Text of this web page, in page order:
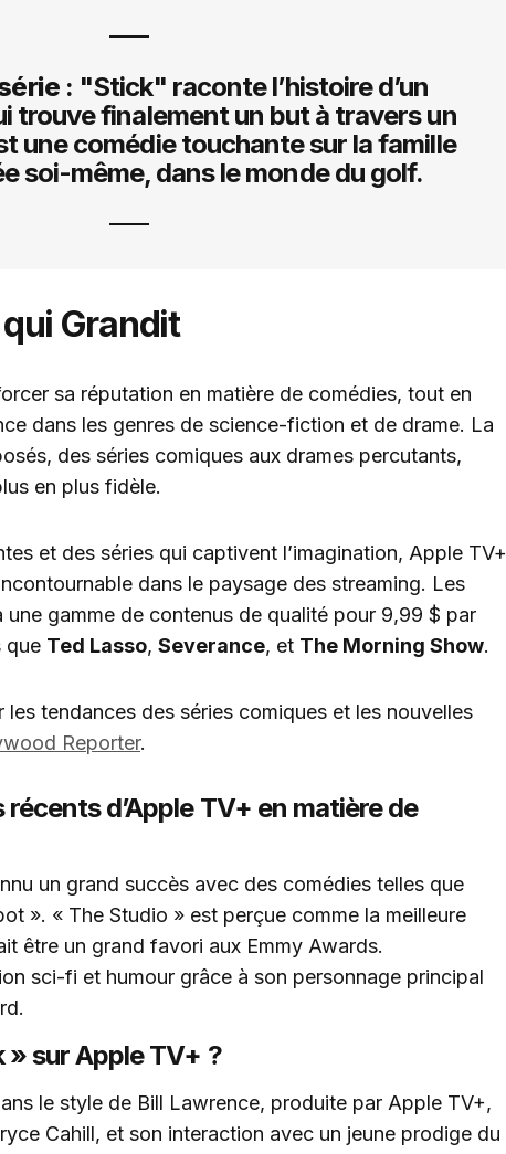
: "Stick" raconte l’histoire d’un
trouve finalement un but à travers un
une comédie touchante sur la famille
soi-même, dans le monde du golf.
Grandit
sa réputation en matière de comédies, tout en
dans les genres de science-fiction et de drame. La
des séries comiques aux drames percutants,
en plus fidèle.
et des séries qui captivent l’imagination, Apple TV+
dans le paysage des streaming. Les
gamme de contenus de qualité pour 9,99 $ par
que Ted Lasso, Severance, et The Morning Show.
les tendances des séries comiques et les nouvelles
Reporter.
d’Apple TV+ en matière de
un grand succès avec des comédies telles que
». « The Studio » est perçue comme la meilleure
être un grand favori aux Emmy Awards.
sci-fi et humour grâce à son personnage principal
» sur Apple TV+ ?
le style de Bill Lawrence, produite par Apple TV+,
Cahill, et son interaction avec un jeune prodige du